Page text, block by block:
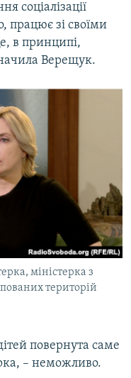
соціалізації
працює зі своїми
в принципі,
Верещук.
міністерка з
територій
повернута саме
– неможливо.